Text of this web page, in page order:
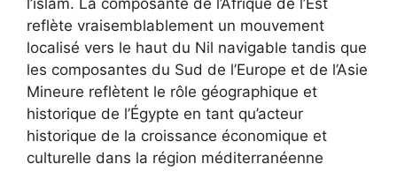
reflète vraisemblablement un mouvement
localisé vers le haut du Nil navigable tandis que
les composantes du Sud de l’Europe et de l’Asie
Mineure reflètent le rôle géographique et
historique de l’Égypte en tant qu’acteur
historique de la croissance économique et
culturelle dans la région méditerranéenne